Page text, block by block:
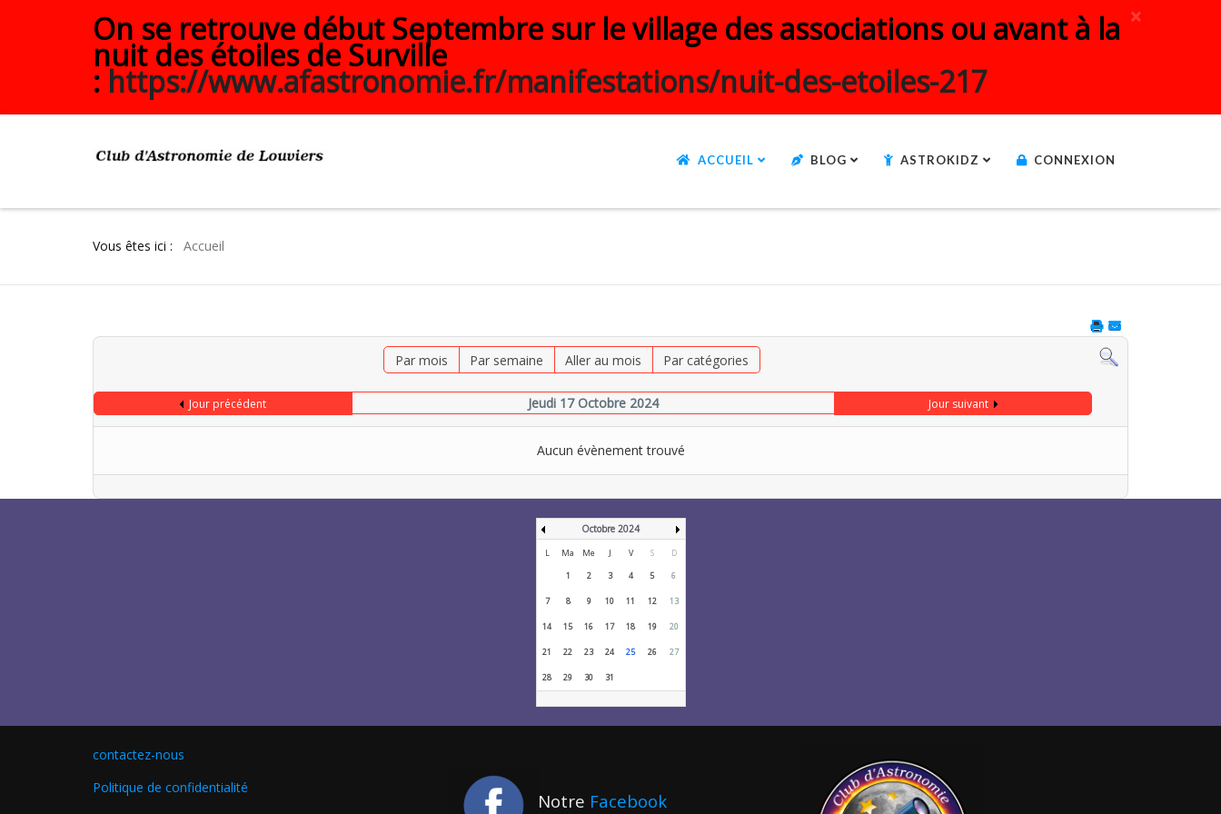
×
On se retrouve début Septembre sur le village des associations ou avant à la
nuit des étoiles de Surville
: https://www.afastronomie.fr/manifestations/nuit-des-etoiles-217
ACCUEIL BLOG ASTROKIDZ CONNEXION
Vous êtes ici : Accueil
Par mois Par semaine Aller au mois Par catégories
Jour précédent Jeudi 17 Octobre 2024 Jour suivant
Aucun évènement trouvé
Octobre 2024
L Ma Me J V S
D
1
2 3 4 5 6
7 8 9 10 11 12 13
14 15 16 17 18 19 20
21 22 23 24 25 26 27
28 29 30 31
contactez-nous
Politique de confidentialité
Notre Facebook